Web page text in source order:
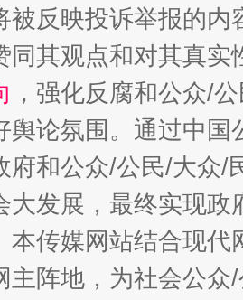
被反映投诉举报的
同其观点和对其真实
，强化反腐和公众/
舆论氛围。通过中
府和公众/公民/大众/
大发展，最终实现
本传媒网站结合现
主阵地，为社会公